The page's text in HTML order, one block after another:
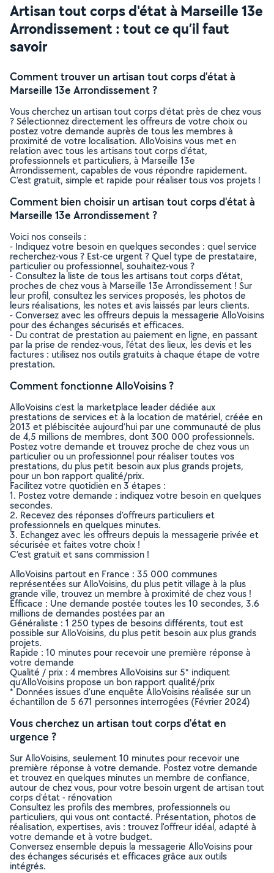
Artisan tout corps d'état à Marseille 13e
Arrondissement : tout ce qu’il faut
savoir
Comment trouver un artisan tout corps d'état à
Marseille 13e Arrondissement ?
Vous cherchez un artisan tout corps d'état près de chez vous
? Sélectionnez directement les offreurs de votre choix ou
postez votre demande auprès de tous les membres à
proximité de votre localisation. AlloVoisins vous met en
relation avec tous les artisans tout corps d'état,
professionnels et particuliers, à Marseille 13e
Arrondissement, capables de vous répondre rapidement.
C’est gratuit, simple et rapide pour réaliser tous vos projets !
Comment bien choisir un artisan tout corps d'état à
Marseille 13e Arrondissement ?
Voici nos conseils :
- Indiquez votre besoin en quelques secondes : quel service
recherchez-vous ? Est-ce urgent ? Quel type de prestataire,
particulier ou professionnel, souhaitez-vous ?
- Consultez la liste de tous les artisans tout corps d'état,
proches de chez vous à Marseille 13e Arrondissement ! Sur
leur profil, consultez les services proposés, les photos de
leurs réalisations, les notes et avis laissés par leurs clients.
- Conversez avec les offreurs depuis la messagerie AlloVoisins
pour des échanges sécurisés et efficaces.
- Du contrat de prestation au paiement en ligne, en passant
par la prise de rendez-vous, l’état des lieux, les devis et les
factures : utilisez nos outils gratuits à chaque étape de votre
prestation.
Comment fonctionne AlloVoisins ?
AlloVoisins c’est la marketplace leader dédiée aux
prestations de services et à la location de matériel, créée en
2013 et plébiscitée aujourd’hui par une communauté de plus
de 4,5 millions de membres, dont 300 000 professionnels.
Postez votre demande et trouvez proche de chez vous un
particulier ou un professionnel pour réaliser toutes vos
prestations, du plus petit besoin aux plus grands projets,
pour un bon rapport qualité/prix.
Facilitez votre quotidien en 3 étapes :
1. Postez votre demande : indiquez votre besoin en quelques
secondes.
2. Recevez des réponses d’offreurs particuliers et
professionnels en quelques minutes.
3. Echangez avec les offreurs depuis la messagerie privée et
sécurisée et faites votre choix !
C’est gratuit et sans commission !
AlloVoisins partout en France : 35 000 communes
représentées sur AlloVoisins, du plus petit village à la plus
grande ville, trouvez un membre à proximité de chez vous !
Efficace : Une demande postée toutes les 10 secondes, 3.6
millions de demandes postées par an
Généraliste : 1 250 types de besoins différents, tout est
possible sur AlloVoisins, du plus petit besoin aux plus grands
projets.
Rapide : 10 minutes pour recevoir une première réponse à
votre demande
Qualité / prix : 4 membres AlloVoisins sur 5* indiquent
qu’AlloVoisins propose un bon rapport qualité/prix
* Données issues d’une enquête AlloVoisins réalisée sur un
échantillon de 5 671 personnes interrogées (Février 2024)
Vous cherchez un artisan tout corps d'état en
urgence ?
Sur AlloVoisins, seulement 10 minutes pour recevoir une
première réponse à votre demande. Postez votre demande
et trouvez en quelques minutes un membre de confiance,
autour de chez vous, pour votre besoin urgent de artisan tout
corps d'état - rénovation
Consultez les profils des membres, professionnels ou
particuliers, qui vous ont contacté. Présentation, photos de
réalisation, expertises, avis : trouvez l'offreur idéal, adapté à
votre demande et à votre budget.
Conversez ensemble depuis la messagerie AlloVoisins pour
des échanges sécurisés et efficaces grâce aux outils
intégrés.